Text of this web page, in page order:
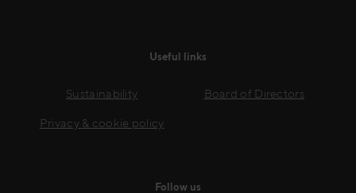
Useful links
Sustainability
Privacy & cookie policy
Board of Directors
Follow us